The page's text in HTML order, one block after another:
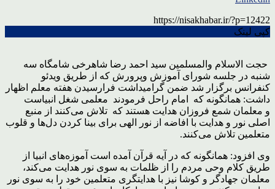
https://nisakhabar.ir/?p=12422
کپی لینک
حجت الاسلام والمسلمین سید احمد رضا شاهرخی شامگاه سه
شنبه در جلسه شورای آموزش وپرورش که از طریق ویدئو
کنفرانس برگزار شد ضمن گرامیداشت فرارسیدن هفته معلم اظهار
داشت: همانگونه که امام راحل فرمودند معلمی شغل انبیاست
و معلمان شمع فروزان هدایت هستند که تلاش می‌کنند از منبع
اصلی نور و هدایت با افاضه از نور الهی برای بینا کردن دل‌ها و قلوب
متعلمین تلاش می‌کنند.
وی افزود: همانگونه که در آیه قرآن آمده است آموزه‌های انبیا از
طریق کلام وحی مردم را از ظلمات به سوی نور هدایت می‌کند،
معلمان جهادگر و کوشا نیز با هدایتگری متعلمین خود را به سوی نور